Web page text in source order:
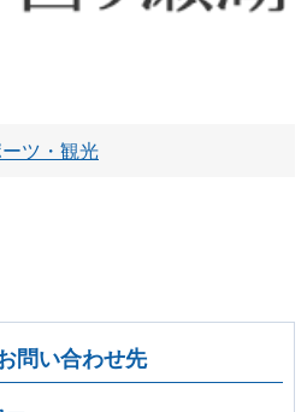
ーツ・観光
問い合わせ先